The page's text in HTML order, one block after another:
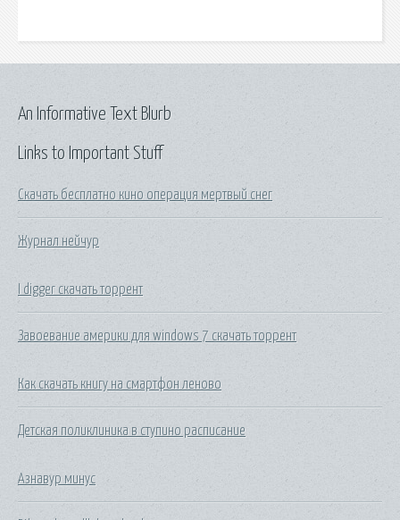
Links to Important Stuff
Скачать бесплатно кино операция мертвый снег
Журнал нейчур
I digger скачать торрент
Завоевание америки для windows 7 скачать торрент
Как скачать книгу на смартфон леново
Детская поликлиника в ступино расписание
Азнавур минус
An Informative Text Blurb